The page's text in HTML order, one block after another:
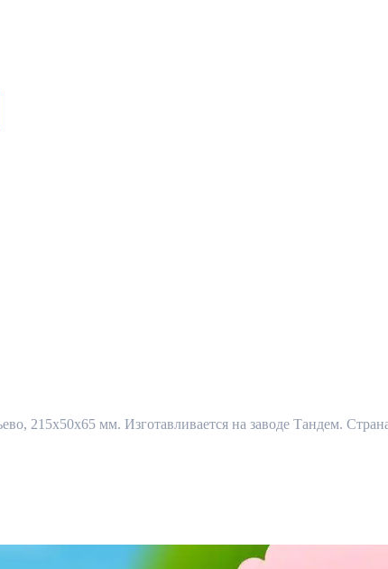
215x50x65 мм. Изготавливается на заводе Тандем.